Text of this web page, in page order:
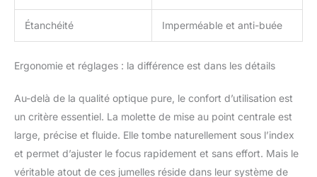
Étanchéité Imperméable et anti-buée
Ergonomie et réglages : la différence est dans les détails
Au-delà de la qualité optique pure, le confort d’utilisation est
un critère essentiel. La molette de mise au point centrale est
large, précise et fluide. Elle tombe naturellement sous l’index
et permet d’ajuster le focus rapidement et sans effort. Mais le
véritable atout de ces jumelles réside dans leur système de